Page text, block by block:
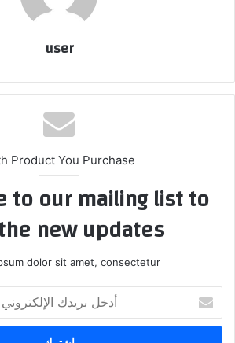
user
Product You Purchase
to our mailing list to
new updates!
dolor sit amet, consectetur.
بريدك
الإلكتروني